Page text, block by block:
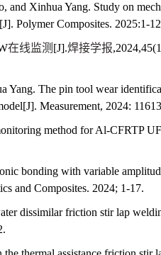
Xinhua Yang. Study on
Polymer Composites. 2025:1-
在线监测 [J].焊接学报
Yang. The pin tool wear
Measurement, 2024:
method for Al-CFRTP
bonding with variable
and Composites. 2024; 1-17.
dissimilar friction stir lap